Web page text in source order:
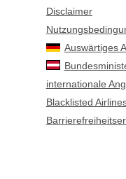
Disclaimer
Auswärtiges
internationale
Blacklisted